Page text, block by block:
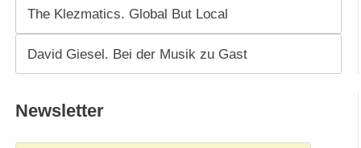
The Klezmatics. Global But Local
David Giesel. Bei der Musik zu Gast
Newsletter